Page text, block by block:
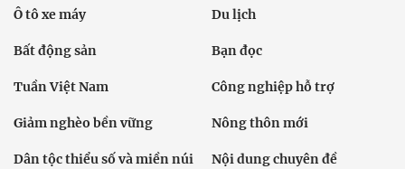
Ô tô xe máy Du lịch
Bất động sản Bạn đọc
Tuần Việt Nam Công nghiệp hỗ trợ
Giảm nghèo bền vững Nông thôn mới
Dân tộc thiểu số và miền núi Nội dung chuyên đề